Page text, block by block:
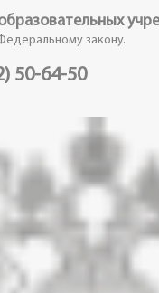
закону.
50-64-50